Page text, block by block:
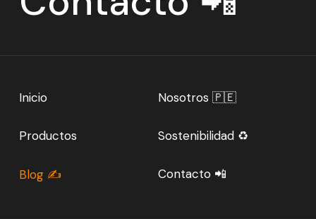
Inicio Nosotros 🇵🇪
Productos Sostenibilidad ♻️
Blog ✍️ Contacto 📲